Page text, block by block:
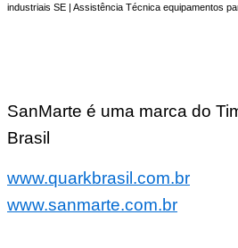
industriais SE | Assistência Técnica equipamentos
SanMarte é uma marca do
Brasil
www.quarkbrasil.com.br
www.sanmarte.com.br